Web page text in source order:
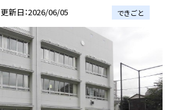
更新日 2026/06/05 できごと